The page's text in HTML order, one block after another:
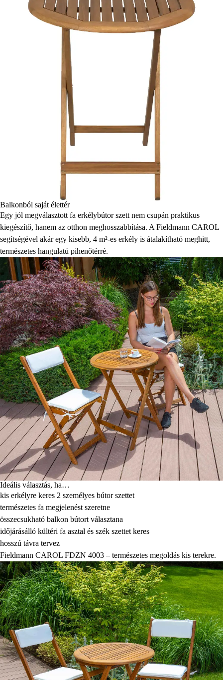
Balkonból saját élettér
Egy jól megválasztott fa erkélybútor szett nem csupán praktikus
kiegészítő, hanem az otthon meghosszabbítása. A Fieldmann CAROL
segítségével akár egy kisebb, 4 m²-es erkély is átalakítható meghitt,
természetes hangulatú pihenőtérré.
Ideális választás, ha…
kis erkélyre keres 2 személyes bútor szettet
természetes fa megjelenést szeretne
összecsukható balkon bútort választana
időjárásálló kültéri fa asztal és szék szettet keres
hosszú távra tervez
Fieldmann CAROL FDZN 4003 – természetes megoldás kis terekre.